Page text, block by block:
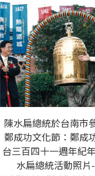
陳水扁總統於台南市
鄭成功文化節：鄭成
台三百四十一週年紀
水扁總統活動照片-